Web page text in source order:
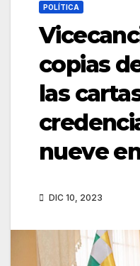
POLÍTICA
copias
las
nueve
DIC 10, 2023